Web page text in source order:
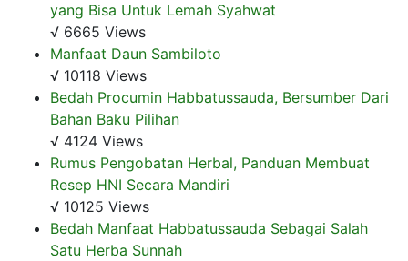
yang Bisa Untuk Lemah Syahwat
√ 6665 Views
Manfaat Daun Sambiloto
√ 10118 Views
Bedah Procumin Habbatussauda, Bersumber Dari
Bahan Baku Pilihan
√ 4124 Views
Rumus Pengobatan Herbal, Panduan Membuat
Resep HNI Secara Mandiri
√ 10125 Views
Bedah Manfaat Habbatussauda Sebagai Salah
Satu Herba Sunnah